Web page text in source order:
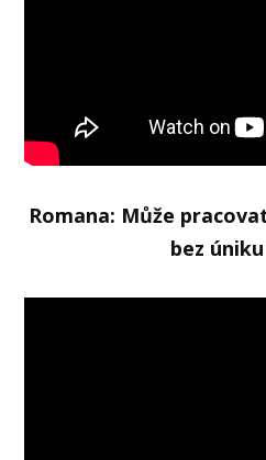
Romana: Může
bez